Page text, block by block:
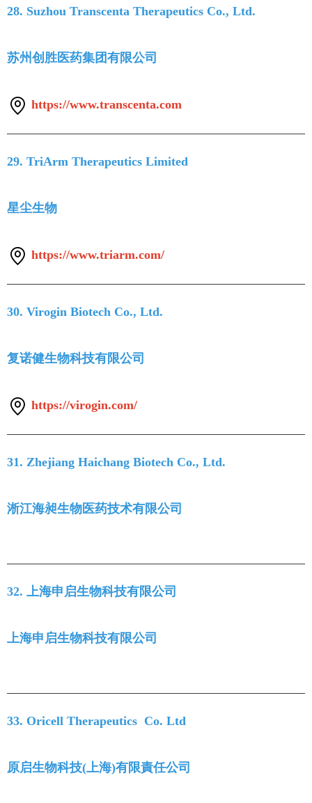
28. Suzhou Transcenta Therapeutics Co., Ltd.
苏州创胜医药集团有限公司
https://www.transcenta.com
29. TriArm Therapeutics Limited
星尘生物
https://www.triarm.com/
30. Virogin Biotech Co., Ltd.
复诺健生物科技有限公司
https://virogin.com/
31. Zhejiang Haichang Biotech Co., Ltd.
淅江海昶生物医药技术有限公司
32. 上海申启生物科技有限公司
上海申启生物科技有限公司
33. Oricell Therapeutics Co. Ltd
原启生物科技(上海)有限責任公司